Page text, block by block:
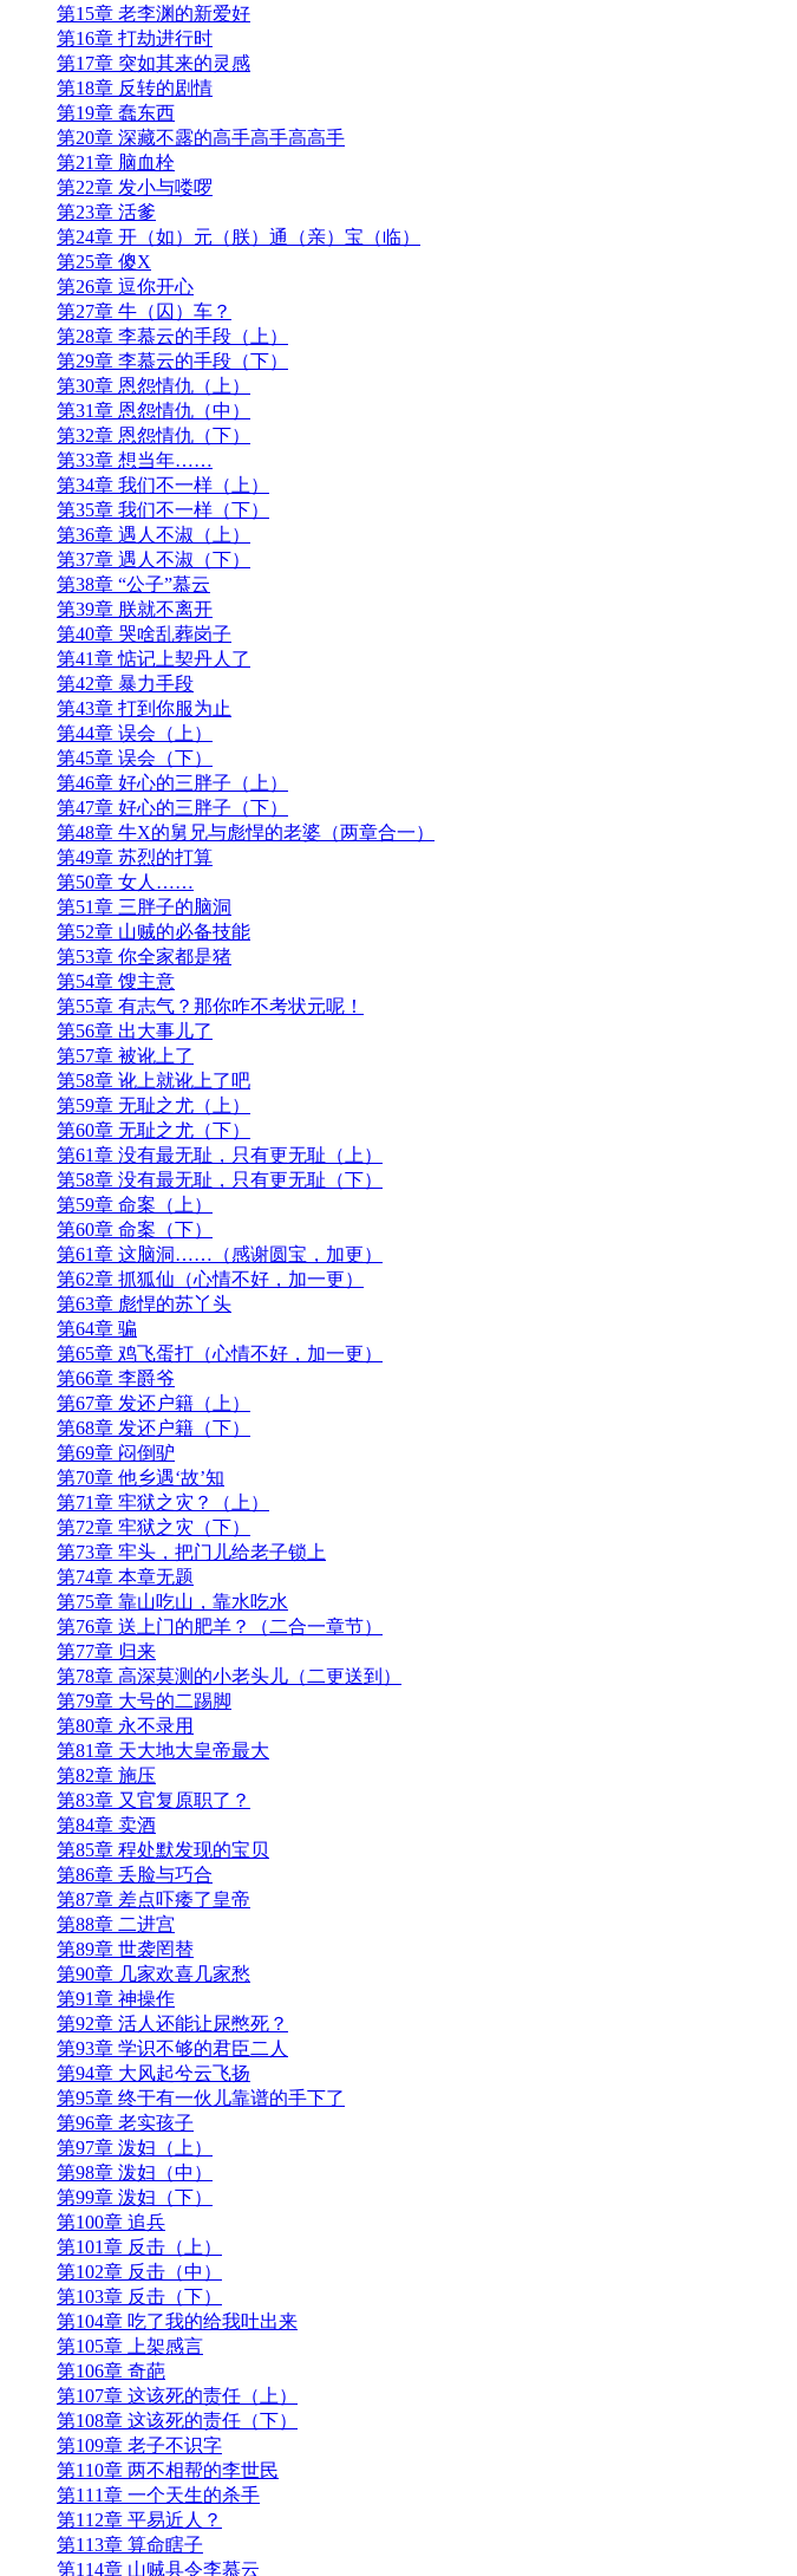
第15章 老李渊的新爱好
第16章 打劫进行时
第17章 突如其来的灵感
第18章 反转的剧情
第19章 蠢东西
第20章 深藏不露的高手高手高高手
第21章 脑血栓
第22章 发小与喽啰
第23章 活爹
第24章 开（如）元（朕）通（亲）宝（临）
第25章 傻X
第26章 逗你开心
第27章 牛（囚）车？
第28章 李慕云的手段（上）
第29章 李慕云的手段（下）
第30章 恩怨情仇（上）
第31章 恩怨情仇（中）
第32章 恩怨情仇（下）
第33章 想当年……
第34章 我们不一样（上）
第35章 我们不一样（下）
第36章 遇人不淑（上）
第37章 遇人不淑（下）
第38章 “公子”慕云
第39章 朕就不离开
第40章 哭啥乱葬岗子
第41章 惦记上契丹人了
第42章 暴力手段
第43章 打到你服为止
第44章 误会（上）
第45章 误会（下）
第46章 好心的三胖子（上）
第47章 好心的三胖子（下）
第48章 牛X的舅兄与彪悍的老婆（两章合一）
第49章 苏烈的打算
第50章 女人……
第51章 三胖子的脑洞
第52章 山贼的必备技能
第53章 你全家都是猪
第54章 馊主意
第55章 有志气？那你咋不考状元呢！
第56章 出大事儿了
第57章 被讹上了
第58章 讹上就讹上了吧
第59章 无耻之尤（上）
第60章 无耻之尤（下）
第61章 没有最无耻，只有更无耻（上）
第58章 没有最无耻，只有更无耻（下）
第59章 命案（上）
第60章 命案（下）
第61章 这脑洞……（感谢圆宝，加更）
第62章 抓狐仙（心情不好，加一更）
第63章 彪悍的苏丫头
第64章 骗
第65章 鸡飞蛋打（心情不好，加一更）
第66章 李爵爷
第67章 发还户籍（上）
第68章 发还户籍（下）
第69章 闷倒驴
第70章 他乡遇‘故’知
第71章 牢狱之灾？（上）
第72章 牢狱之灾（下）
第73章 牢头，把门儿给老子锁上
第74章 本章无题
第75章 靠山吃山，靠水吃水
第76章 送上门的肥羊？（二合一章节）
第77章 归来
第78章 高深莫测的小老头儿（二更送到）
第79章 大号的二踢脚
第80章 永不录用
第81章 天大地大皇帝最大
第82章 施压
第83章 又官复原职了？
第84章 卖酒
第85章 程处默发现的宝贝
第86章 丢脸与巧合
第87章 差点吓痿了皇帝
第88章 二进宫
第89章 世袭罔替
第90章 几家欢喜几家愁
第91章 神操作
第92章 活人还能让尿憋死？
第93章 学识不够的君臣二人
第94章 大风起兮云飞扬
第95章 终于有一伙儿靠谱的手下了
第96章 老实孩子
第97章 泼妇（上）
第98章 泼妇（中）
第99章 泼妇（下）
第100章 追兵
第101章 反击（上）
第102章 反击（中）
第103章 反击（下）
第104章 吃了我的给我吐出来
第105章 上架感言
第106章 奇葩
第107章 这该死的责任（上）
第108章 这该死的责任（下）
第109章 老子不识字
第110章 两不相帮的李世民
第111章 一个天生的杀手
第112章 平易近人？
第113章 算命瞎子
第114章 山贼县令李慕云